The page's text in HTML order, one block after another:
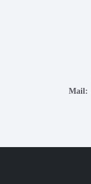
Mail: